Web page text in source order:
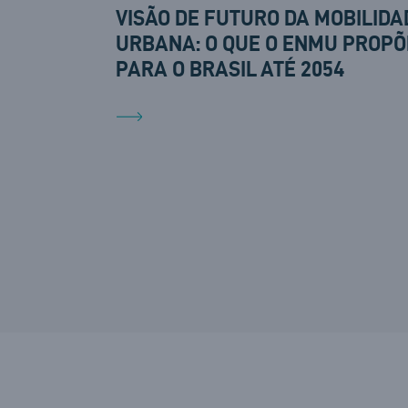
VISÃO DE FUTURO DA
URBANA: O QUE O ENMU
PARA O BRASIL ATÉ 2054